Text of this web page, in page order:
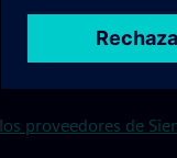
proveedores de